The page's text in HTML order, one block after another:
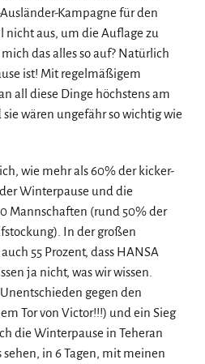
Kampagne für den
nicht aus, um die Auflage zu
das alles so auf? Natürlich
ist! Mit regelmäßigem
all diese Dinge höchstens am
wären ungefähr so wichtig wie
wie mehr als 60% der kicker-
Winterpause und die
Mannschaften (rund 50% der
In der großen
55 Prozent, dass HANSA
ja nicht, was wir wissen.
gegen den
Tor von Victor!!!) und ein Sieg
die Winterpause in Teheran
in 6 Tagen, mit meinen